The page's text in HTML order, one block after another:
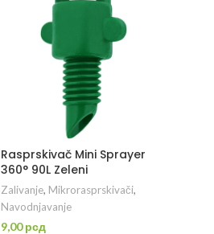
Rasprskivač Mini Sprayer
360° 90L Zeleni
Zalivanje, Mikrorasprskivači,
Navodnjavanje
9,00рсд